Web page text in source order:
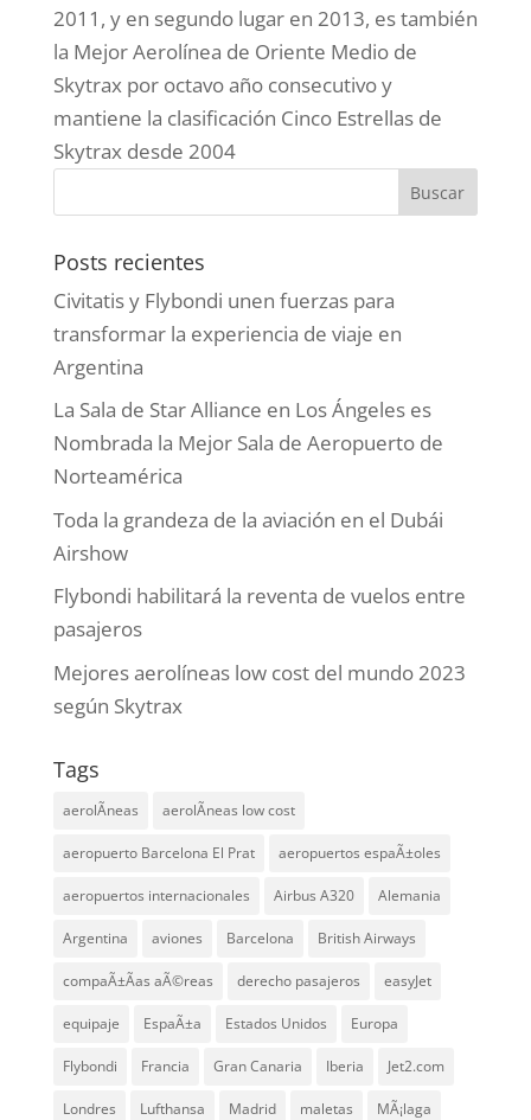
2011, y en segundo lugar en 2013, es también
la Mejor Aerolínea de Oriente Medio de
Skytrax por octavo año consecutivo y
mantiene la clasificación Cinco Estrellas de
Skytrax desde 2004
Posts recientes
Civitatis y Flybondi unen fuerzas para
transformar la experiencia de viaje en
Argentina
La Sala de Star Alliance en Los Ángeles es
Nombrada la Mejor Sala de Aeropuerto de
Norteamérica
Toda la grandeza de la aviación en el Dubái
Airshow
Flybondi habilitará la reventa de vuelos entre
pasajeros
Mejores aerolíneas low cost del mundo 2023
según Skytrax
Tags
aerolÃ­neas aerolÃ­neas low cost
aeropuerto Barcelona El Prat aeropuertos espaÃ±oles
aeropuertos internacionales Airbus A320 Alemania
Argentina aviones Barcelona British Airways
compaÃ±Ã­as aÃ©reas derecho pasajeros easyJet
equipaje EspaÃ±a Estados Unidos Europa
Flybondi Francia Gran Canaria Iberia Jet2.com
Londres Lufthansa Madrid maletas MÃ¡laga